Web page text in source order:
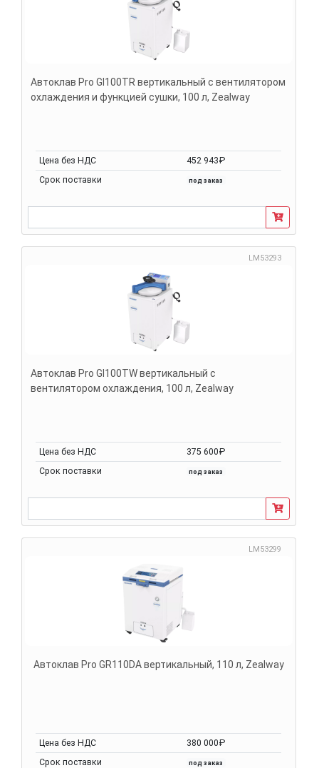
Автоклав Pro GI100TR вертикальный с вентилятором
охлаждения и функцией сушки, 100 л, Zealway
Цена без НДС
452 943₽
Срок поставки
под заказ
LM53293
Автоклав Pro GI100TW вертикальный с
вентилятором охлаждения, 100 л, Zealway
Цена без НДС
375 600₽
Срок поставки
под заказ
LM53299
Автоклав Pro GR110DA вертикальный, 110 л, Zealway
Цена без НДС
380 000₽
Срок поставки
под заказ